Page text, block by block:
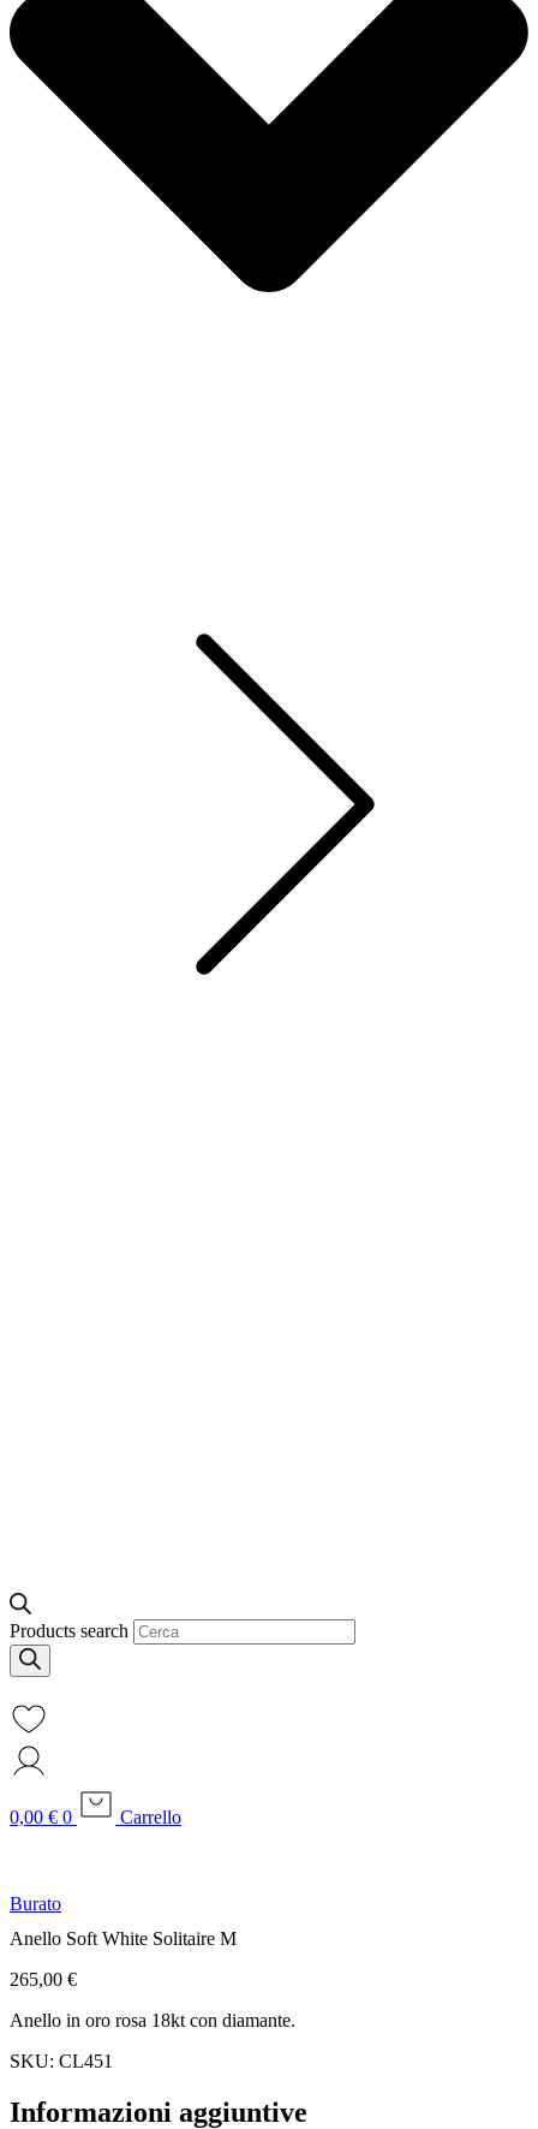
Products search
0,00 € 0 Carrello
Burato
Anello Soft White Solitaire M
265,00 €
Anello in oro rosa 18kt con diamante.
SKU: CL451
Informazioni aggiuntive